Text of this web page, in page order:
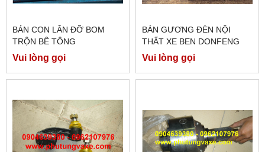
BÁN CON LĂN ĐỠ BOM
TRỘN BÊ TÔNG
Vui lòng gọi
BÁN GƯƠNG ĐÈN NỘI
THẤT XE BEN DONFENG
TRƯỜNG GIANG 8T75
ĐÔNG CƠ WP4.165E32
Vui lòng gọi